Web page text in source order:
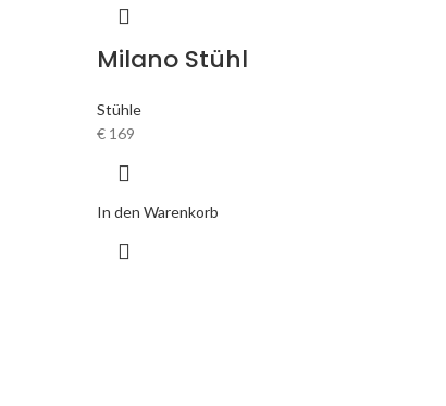
Milano Stühl
Stühle
€ 169
In den Warenkorb